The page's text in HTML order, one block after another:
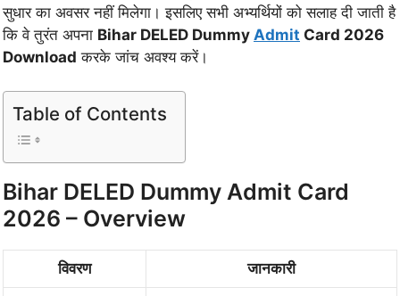
सुधार का अवसर नहीं मिलेगा। इसलिए सभी अभ्यर्थियों को सलाह दी जाती है
कि वे तुरंत अपना Bihar DELED Dummy Admit Card 2026
Download करके जांच अवश्य करें।
Table of Contents
Bihar DELED Dummy Admit Card
2026 – Overview
विवरण जानकारी